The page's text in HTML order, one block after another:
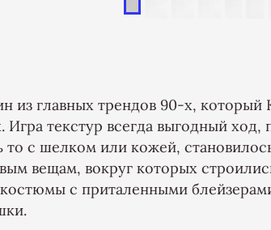
из главных трендов 90-х, который
Игра текстур всегда выгодный
то с шелком или кожей,
вещам, вокруг которых
с приталенными